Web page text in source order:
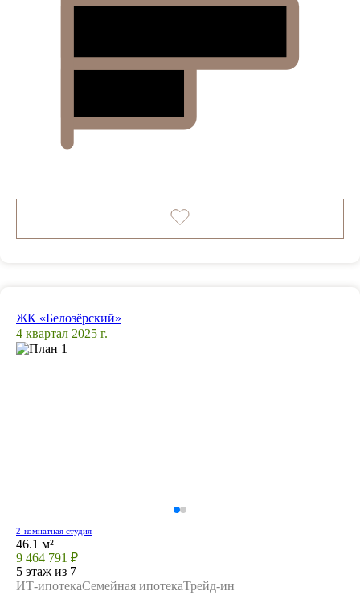
ЖК «Белозёрский»
4 квартал 2025 г.
2-комнатная студия
46.1 м²
9 464 791 ₽
5 этаж из 7
ИТ-ипотекаСемейная ипотекаТрейд-ин